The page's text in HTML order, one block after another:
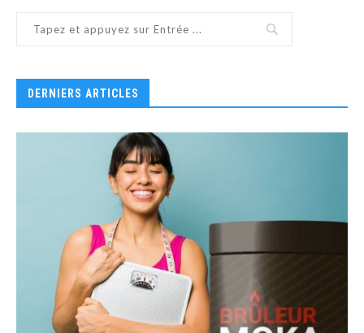
DERNIERS ARTICLES